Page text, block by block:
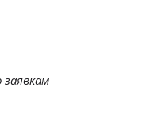
заявкам